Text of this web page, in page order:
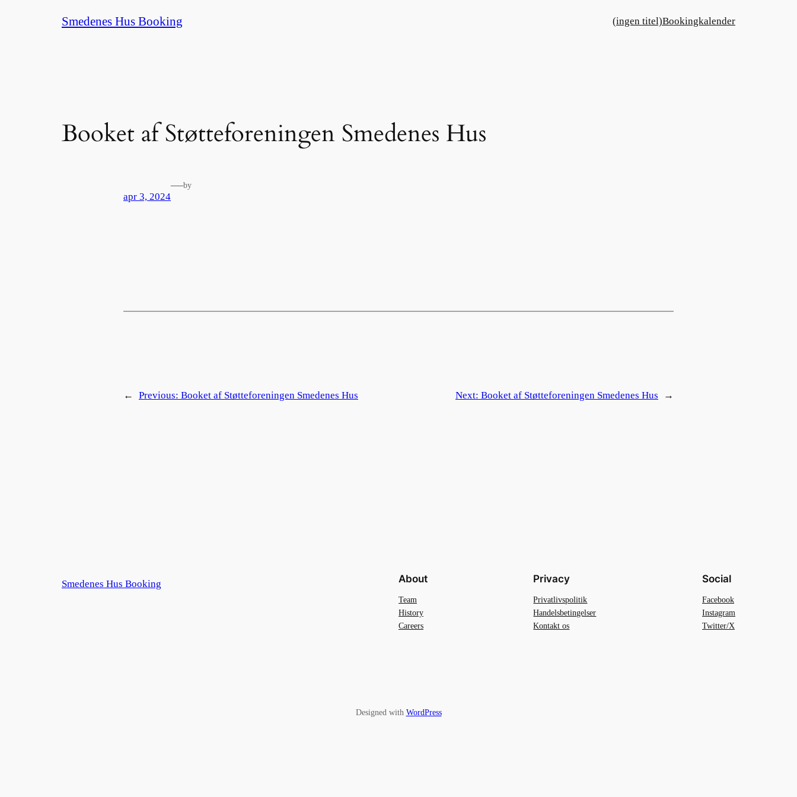
Smedenes Hus Booking (ingen titel)Bookingkalender
Booket af Støtteforeningen Smedenes Hus
apr 3, 2024
—by
← Previous: Booket af Støtteforeningen Smedenes Hus Next: Booket af Støtteforeningen Smedenes Hus →
Smedenes Hus Booking About
Team
History
Careers
Privacy
Privatlivspolitik
Handelsbetingelser
Kontakt os
Social
Facebook
Instagram
Twitter/X
Designed with WordPress